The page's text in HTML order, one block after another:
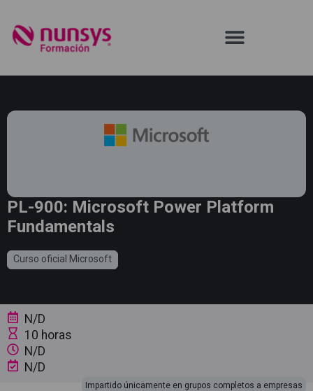
PL-900: Microsoft Power Platform
Fundamentals
Curso oficial Microsoft
N/D
10 horas
N/D
N/D
Impartido únicamente en grupos completos a empresas